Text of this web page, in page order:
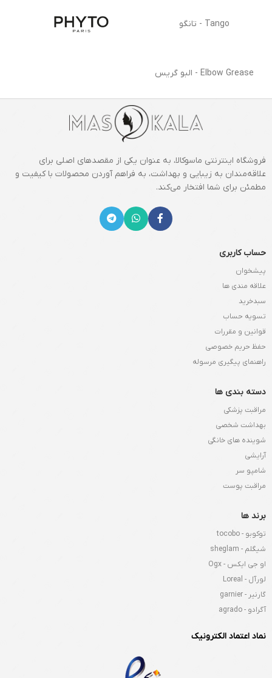
Tango - تانگو
Elbow Grease - البو گریس
فروشگاه اینترنتی ماسوکالا، به عنوان یکی از مقصدهای اصلی برای
علاقه‌مندان به زیبایی و بهداشت، به فراهم آوردن محصولات با کیفیت و
مطمئن برای شما افتخار می‌کند.
حساب کاربری
پیشخوان
علاقه مندی ها
سبدخرید
تسویه حساب
قوانین و مقررات
حفظ حریم خصوصی
راهنمای پیگیری مرسوله
دسته بندی ها
مراقبت پزشکی
بهداشت شخصی
شوینده های خانگی
آرایشی
شامپو سر
مراقبت پوست
برند ها
توکوبو - tocobo
شیگلم - sheglam
او جی ایکس - Ogx
لورآل - Loreal
گارنیر - garnier
آگرادو - agrado
نماد اعتماد الکترونیک